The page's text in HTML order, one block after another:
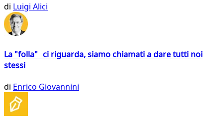
di Luigi Alici
La "folla" ci riguarda, siamo chiamati a dare tutti noi
stessi
di Enrico Giovannini